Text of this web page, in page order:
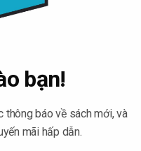
cũng khá có ích, thúc
bạn!
thông báo về sách mới, và
mãi hấp dẫn.